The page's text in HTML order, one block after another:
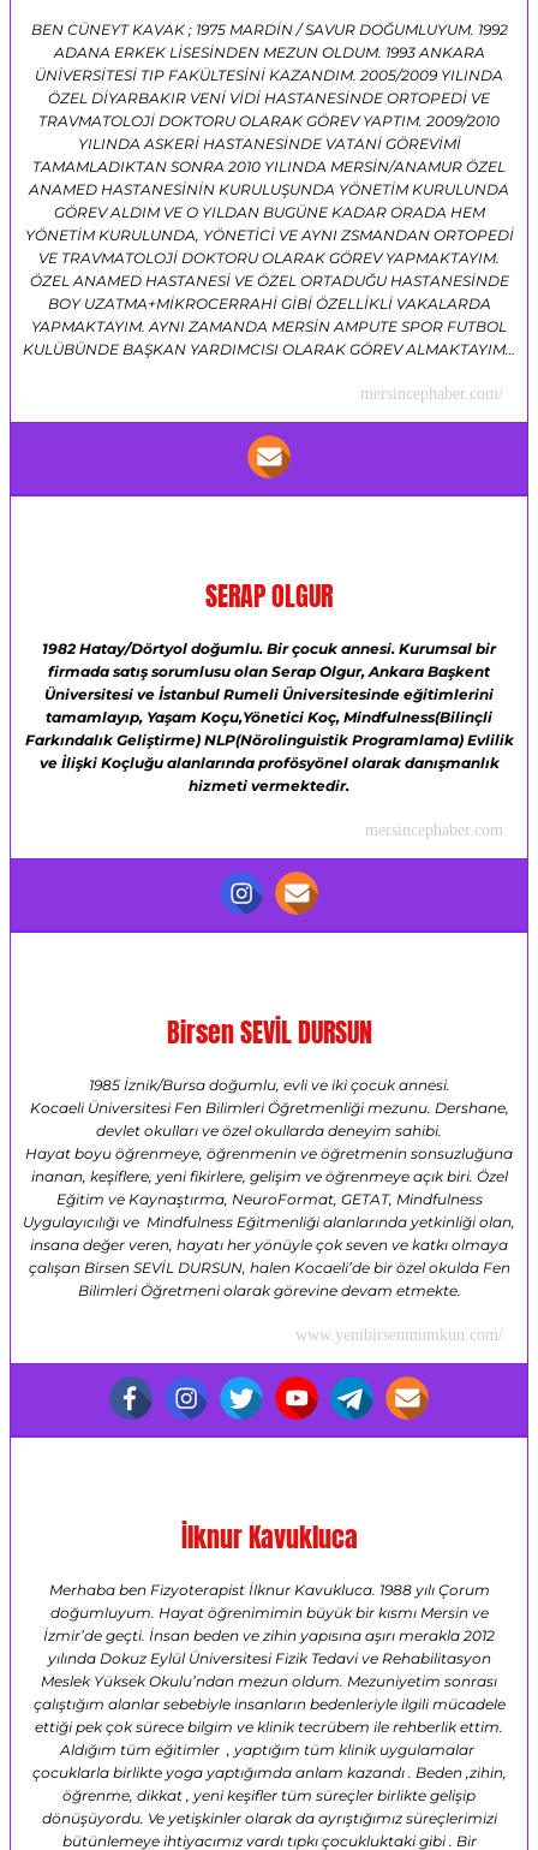
BEN CÜNEYT KAVAK ; 1975 MARDİN / SAVUR DOĞUMLUYUM. 1992
ADANA ERKEK LİSESİNDEN MEZUN OLDUM. 1993 ANKARA
ÜNİVERSİTESİ TIP FAKÜLTESİNİ KAZANDIM. 2005/2009 YILINDA
ÖZEL DİYARBAKIR VENİ VİDİ HASTANESİNDE ORTOPEDİ VE
TRAVMATOLOJİ DOKTORU OLARAK GÖREV YAPTIM. 2009/2010
YILINDA ASKERİ HASTANESİNDE VATANİ GÖREVİMİ
TAMAMLADIKTAN SONRA 2010 YILINDA MERSİN/ANAMUR ÖZEL
ANAMED HASTANESİNİN KURULUŞUNDA YÖNETİM KURULUNDA
GÖREV ALDIM VE O YILDAN BUGÜNE KADAR ORADA HEM
YÖNETİM KURULUNDA, YÖNETİCİ VE AYNI ZSMANDAN ORTOPEDİ
VE TRAVMATOLOJİ DOKTORU OLARAK GÖREV YAPMAKTAYIM.
ÖZEL ANAMED HASTANESİ VE ÖZEL ORTADUĞU HASTANESİNDE
BOY UZATMA+MİKROCERRAHİ GİBİ ÖZELLİKLİ VAKALARDA
YAPMAKTAYIM. AYNI ZAMANDA MERSİN AMPUTE SPOR FUTBOL
KULÜBÜNDE BAŞKAN YARDIMCISI OLARAK GÖREV ALMAKTAYIM…
mersincephaber.com/
SERAP OLGUR
1982 Hatay/Dörtyol doğumlu. Bir çocuk annesi. Kurumsal bir
firmada satış sorumlusu olan Serap Olgur,Ankara Başkent
Üniversitesi ve İstanbul Rumeli Üniversitesinde eğitimlerini
tamamlayıp, Yaşam Koçu,Yönetici Koç, Mindfulness(Bilinçli
Farkındalık Geliştirme) NLP(Nörolinguistik Programlama) Evlilik
ve İlişki Koçluğu alanlarında profösyönel olarak danışmanlık
hizmeti vermektedir.
mersincephaber.com
Birsen SEVİL DURSUN
1985 İznik/Bursa doğumlu, evli ve iki çocuk annesi.
Kocaeli Üniversitesi Fen Bilimleri Öğretmenliği mezunu. Dershane,
devlet okulları ve özel okullarda deneyim sahibi.
Hayat boyu öğrenmeye, öğrenmenin ve öğretmenin sonsuzluğuna
inanan, keşiflere, yeni fikirlere, gelişim ve öğrenmeye açık biri. Özel
Eğitim ve Kaynaştırma, NeuroFormat, GETAT, Mindfulness
Uygulayıcılığı ve Mindfulness Eğitmenliği alanlarında yetkinliği olan,
insana değer veren, hayatı her yönüyle çok seven ve katkı olmaya
çalışan Birsen SEVİL DURSUN, halen Kocaeli’de bir özel okulda Fen
Bilimleri Öğretmeni olarak görevine devam etmekte.
www.yenibirsenmumkun.com/
İlknur Kavukluca
Merhaba ben Fizyoterapist İlknur Kavukluca. 1988 yılı Çorum
doğumluyum. Hayat öğrenimimin büyük bir kısmı Mersin ve
İzmir’de geçti. İnsan beden ve zihin yapısına aşırı merakla 2012
yılında Dokuz Eylül Üniversitesi Fizik Tedavi ve Rehabilitasyon
Meslek Yüksek Okulu’ndan mezun oldum. Mezuniyetim sonrası
çalıştığım alanlar sebebiyle insanların bedenleriyle ilgili mücadele
ettiği pek çok sürece bilgim ve klinik tecrübem ile rehberlik ettim.
Aldığım tüm eğitimler , yaptığım tüm klinik uygulamalar
çocuklarla birlikte yoga yaptığımda anlam kazandı . Beden ,zihin,
öğrenme, dikkat , yeni keşifler tüm süreçler birlikte gelişip
dönüşüyordu. Ve yetişkinler olarak da ayrıştığımız süreçlerimizi
bütünlemeye ihtiyacımız vardı tıpkı çocukluktaki gibi . Bir